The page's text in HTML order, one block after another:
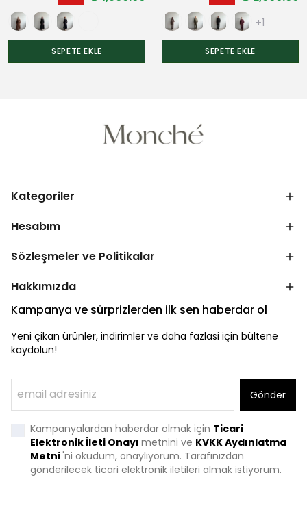
SEPETE EKLE
+1
SEPETE EKLE
Kategoriler
Hesabım
Sözleşmeler ve Politikalar
Hakkımızda
Kampanya ve sürprizlerden ilk sen haberdar ol
Yeni çikan ürünler, indirimler ve daha fazlasi için bültene
kaydolun!
Gönder
Kampanyalardan haberdar olmak için Ticari
Elektronik İleti Onayı metnini ve KVKK Aydınlatma
Metni'ni okudum, onaylıyorum. Tarafınızdan
gönderilecek ticari elektronik iletileri almak istiyorum.